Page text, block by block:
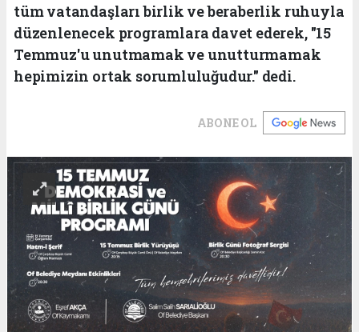
tüm vatandaşları birlik ve beraberlik ruhuyla
düzenlenecek programlara davet ederek, "15
Temmuz'u unutmamak ve unutturmamak
hepimizin ortak sorumluluğudur." dedi.
ABONE OL